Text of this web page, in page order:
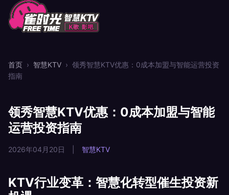
首页 › 智慧KTV › 领秀智慧KTV优惠：0成本加盟与智能运营投资
指南
领秀智慧KTV优惠：0成本加盟与智能
运营投资指南
2026年04月20日 智慧KTV
KTV行业变革：智慧化转型催生投资新